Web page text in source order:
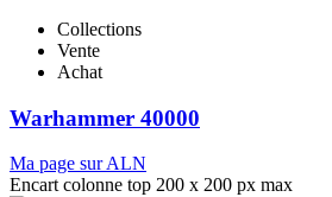
Collections
Vente
Achat
Warhammer 40000
Ma page sur ALN
Encart colonne top 200 x 200 px max